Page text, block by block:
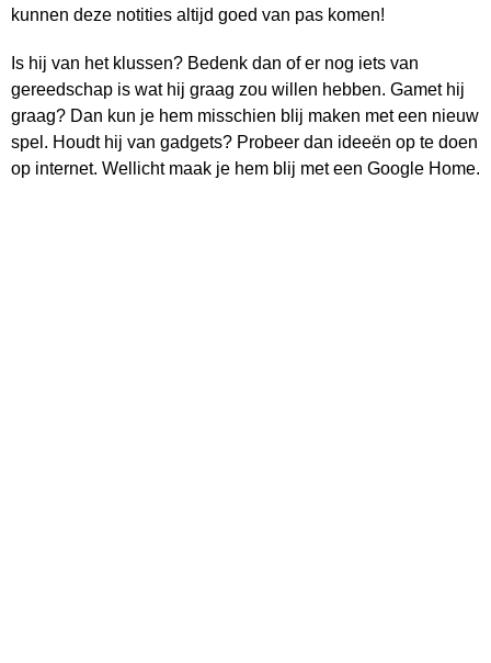
kunnen deze notities altijd goed van pas komen!
Is hij van het klussen? Bedenk dan of er nog iets van
gereedschap is wat hij graag zou willen hebben. Gamet hij
graag? Dan kun je hem misschien blij maken met een nieuw
spel. Houdt hij van gadgets? Probeer dan ideeën op te doen
op internet. Wellicht maak je hem blij met een Google Home.